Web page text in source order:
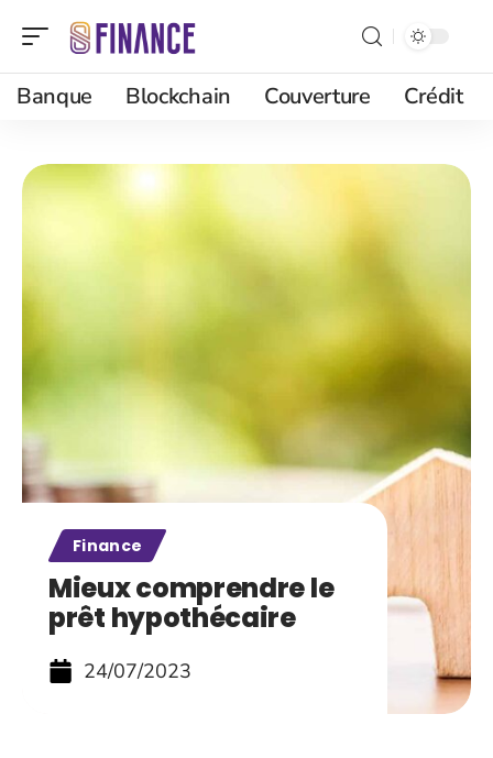
Banque Blockchain Couverture Crédit
Finance
Mieux comprendre le
prêt hypothécaire
24/07/2023